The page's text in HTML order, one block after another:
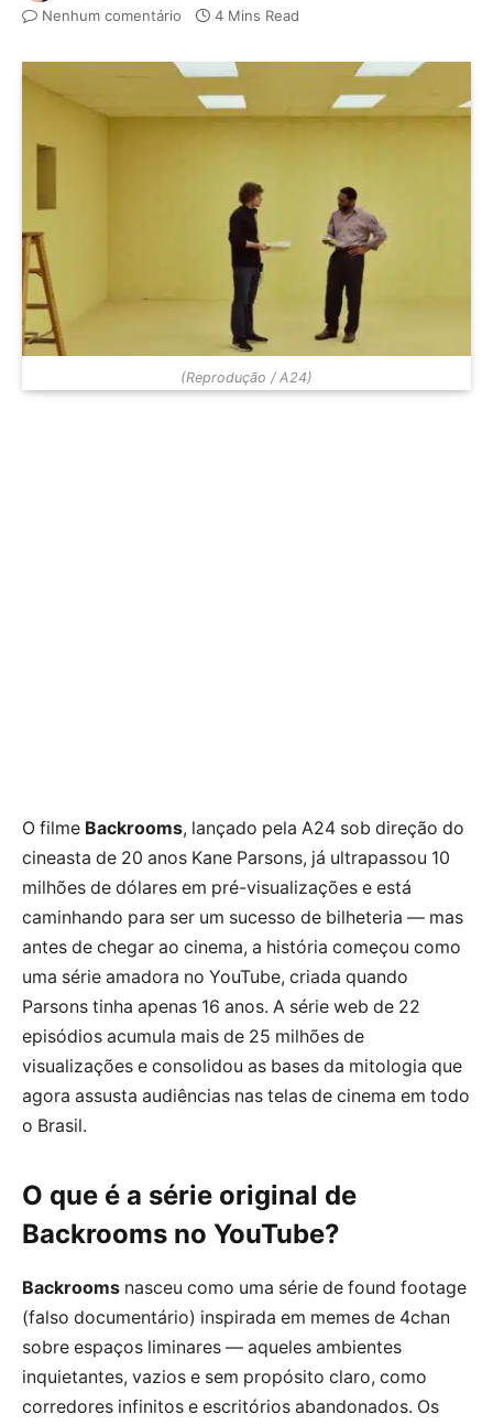
Nenhum comentário
4 Mins Read
(Reprodução / A24)
O filme Backrooms, lançado pela A24 sob direção do
cineasta de 20 anos Kane Parsons, já ultrapassou 10
milhões de dólares em pré-visualizações e está
caminhando para ser um sucesso de bilheteria — mas
antes de chegar ao cinema, a história começou como
uma série amadora no YouTube, criada quando
Parsons tinha apenas 16 anos. A série web de 22
episódios acumula mais de 25 milhões de
visualizações e consolidou as bases da mitologia que
agora assusta audiências nas telas de cinema em todo
o Brasil.
O que é a série original de
Backrooms no YouTube?
Backrooms nasceu como uma série de found footage
(falso documentário) inspirada em memes de 4chan
sobre espaços liminares — aqueles ambientes
inquietantes, vazios e sem propósito claro, como
corredores infinitos e escritórios abandonados. Os